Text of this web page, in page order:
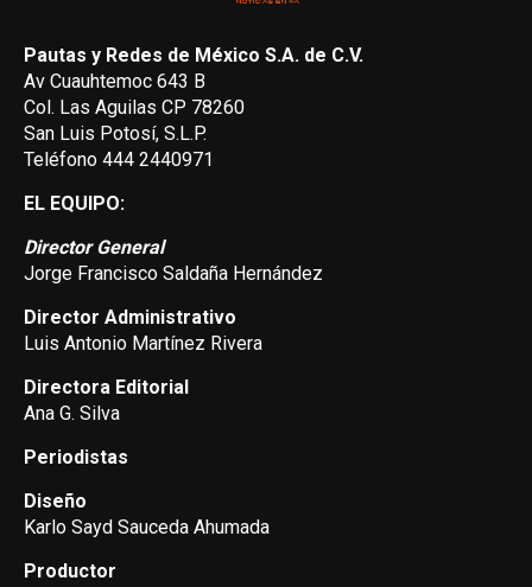
Pautas y Redes de México S.A. de C.V.
Av Cuauhtemoc 643 B
Col. Las Aguilas CP 78260
San Luis Potosí, S.L.P.
Teléfono 444 2440971
EL EQUIPO:
Director General
Jorge Francisco Saldaña Hernández
Director Administrativo
Luis Antonio Martínez Rivera
Directora Editorial
Ana G. Silva
Periodistas
Diseño
Karlo Sayd Sauceda Ahumada
Productor